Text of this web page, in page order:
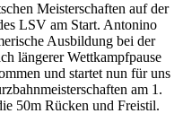
Meisterschaften auf der
LSV am Start. Antonino
Ausbildung bei der
längerer Wettkampfpause
und startet nun für uns
am 1.
50m Rücken und Freistil.